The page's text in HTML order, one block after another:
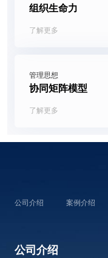
组织生命力
了解更多
管理思想
协同矩阵模型
了解更多
公司介绍
公司介绍 案例介绍